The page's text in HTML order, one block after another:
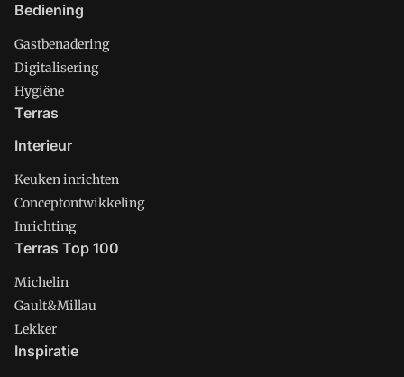
Bediening
Gastbenadering
Digitalisering
Hygiëne
Terras
Interieur
Keuken inrichten
Conceptontwikkeling
Inrichting
Terras Top 100
Michelin
Gault&Millau
Lekker
Inspiratie